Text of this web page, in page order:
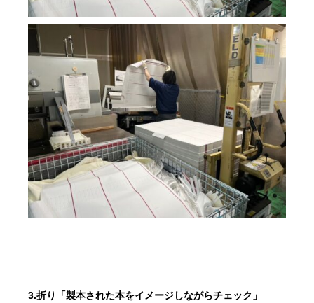
3.折り「製本された本をイメージしながらチェック」